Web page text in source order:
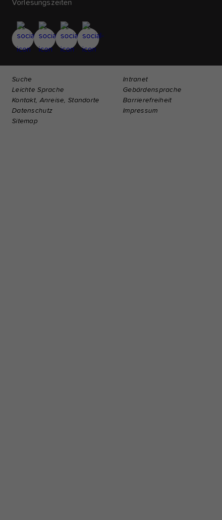
Vorlesungszeiten
Suche
Intranet
Leichte Sprache
Gebärdensprache
Kontakt, Anreise, Standorte
Barrierefreiheit
Datenschutz
Impressum
Sitemap